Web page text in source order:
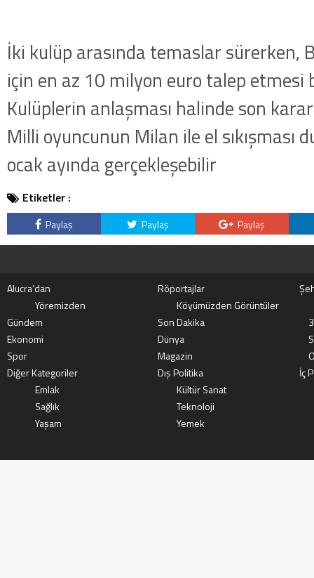
İki kulüp arasında temaslar sürerken,
için en az 10 milyon euro talep etmesi
Kulüplerin anlaşması halinde son
Milli oyuncunun Milan ile el
ocak ayında gerçekleşebilir
Etiketler :
Paylaş Paylaş Paylaş
Alucra’dan Röportajlar
Yöremizden
Köyümüzden Görüntüler
Gündem
Son Dakika
Ekonomi
Dünya
Spor
Magazin
Diğer Kategoriler
Dış Politika
İç
Emlak
Kültür Sanat
Sağlık
Teknoloji
Yaşam
Yemek